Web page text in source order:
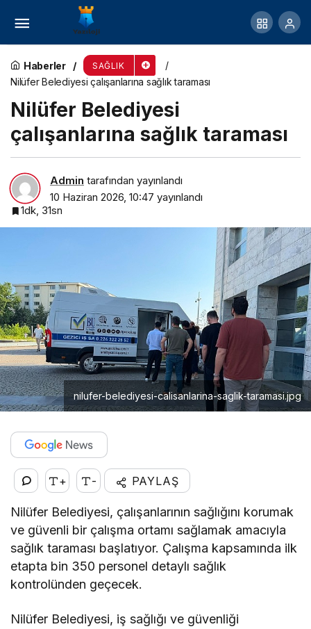
Haberler SAĞLIK
Nilüfer Belediyesi çalışanlarına sağlık taraması
Nilüfer Belediyesi
çalışanlarına sağlık taraması
Admin tarafından yayınlandı
10 Haziran 2026, 10:47 yayınlandı
1dk, 31sn
nilufer-belediyesi-calisanlarina-saglik-taramasi.jpg
+ - PAYLAŞ
Nilüfer Belediyesi, çalışanlarının sağlığını korumak
ve güvenli bir çalışma ortamı sağlamak amacıyla
sağlık taraması başlatıyor. Çalışma kapsamında ilk
etapta bin 350 personel detaylı sağlık
kontrolünden geçecek.
Nilüfer Belediyesi, iş sağlığı ve güvenliği
Milyonlarca kadını etkileyen PCOS’un adı